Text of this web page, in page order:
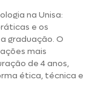
na Unisa:
e os
graduação. O
mais
de 4 anos,
ética, técnica e